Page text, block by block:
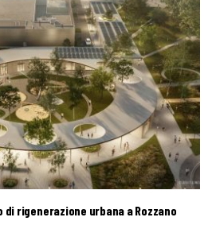
di rigenerazione urbana a Rozzano